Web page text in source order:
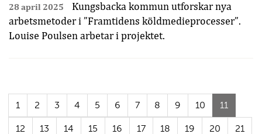
28 april 2025
Kungsbacka kommun utforskar nya
arbetsmetoder i ”Framtidens köldmedieprocesser”.
Louise Poulsen arbetar i projektet.
1 2 3 4 5 6 7 8 9 10 11
sida)
12
13 14 15 16 17 18 19 20 21